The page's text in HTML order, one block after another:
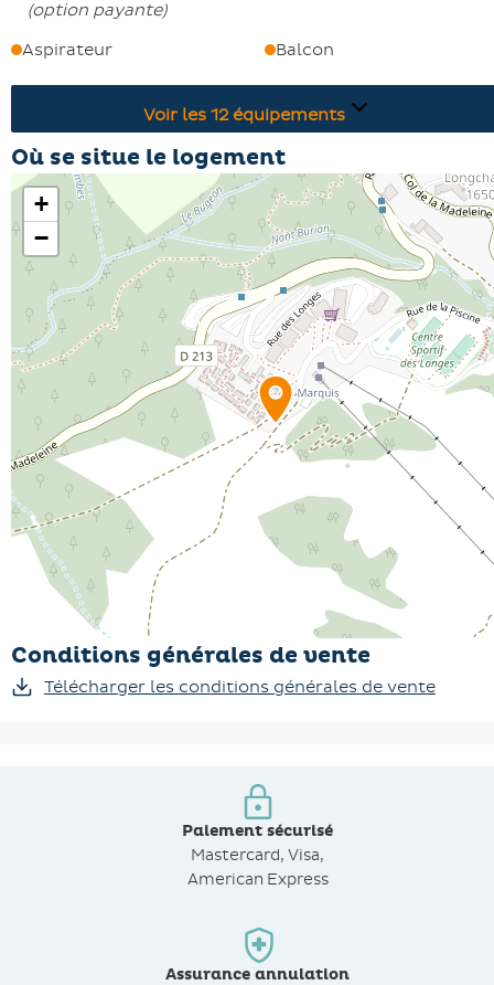
(option payante)
Aspirateur
Balcon
Voir les 12 équipements
Où se situe le logement
+
−
Conditions générales de vente
Télécharger les conditions générales de vente
Paiement sécurisé
Mastercard, Visa,
American Express
Assurance annulation